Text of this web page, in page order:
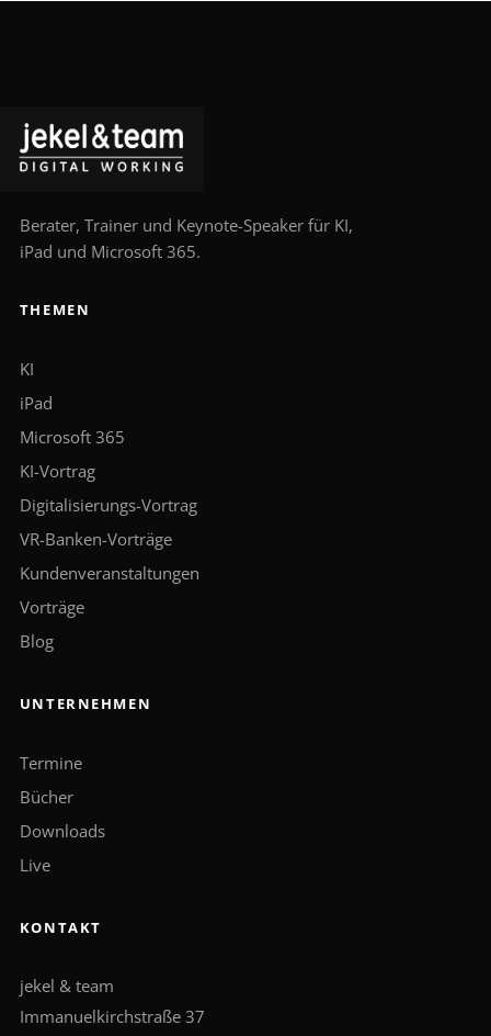
Berater, Trainer und Keynote-Speaker für KI,
iPad und Microsoft 365.
THEMEN
KI
iPad
Microsoft 365
KI-Vortrag
Digitalisierungs-Vortrag
VR-Banken-Vorträge
Kundenveranstaltungen
Vorträge
Blog
UNTERNEHMEN
Termine
Bücher
Downloads
Live
KONTAKT
jekel & team
Immanuelkirchstraße 37